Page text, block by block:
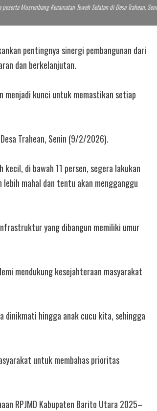
Musrenbang Kecamatan Teweh Selatan di Desa Trahean,
pentingnya sinergi pembangunan dari
dan berkelanjutan.
menjadi kunci untuk memastikan setiap
Trahean, Senin (9/2/2026).
di bawah 11 persen, segera lakukan
mahal dan tentu akan mengganggu
yang dibangun memiliki umur
mendukung kesejahteraan masyarakat
dinikmati hingga anak cucu kita, sehingga
untuk membahas prioritas
RPJMD Kabupaten Barito Utara 2025–